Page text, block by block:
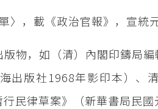
〉，載《政治官報》，宣統
物，如（清）內閣印鑄局
出版社1968年影印本）、
民律草案》（新華書局民國